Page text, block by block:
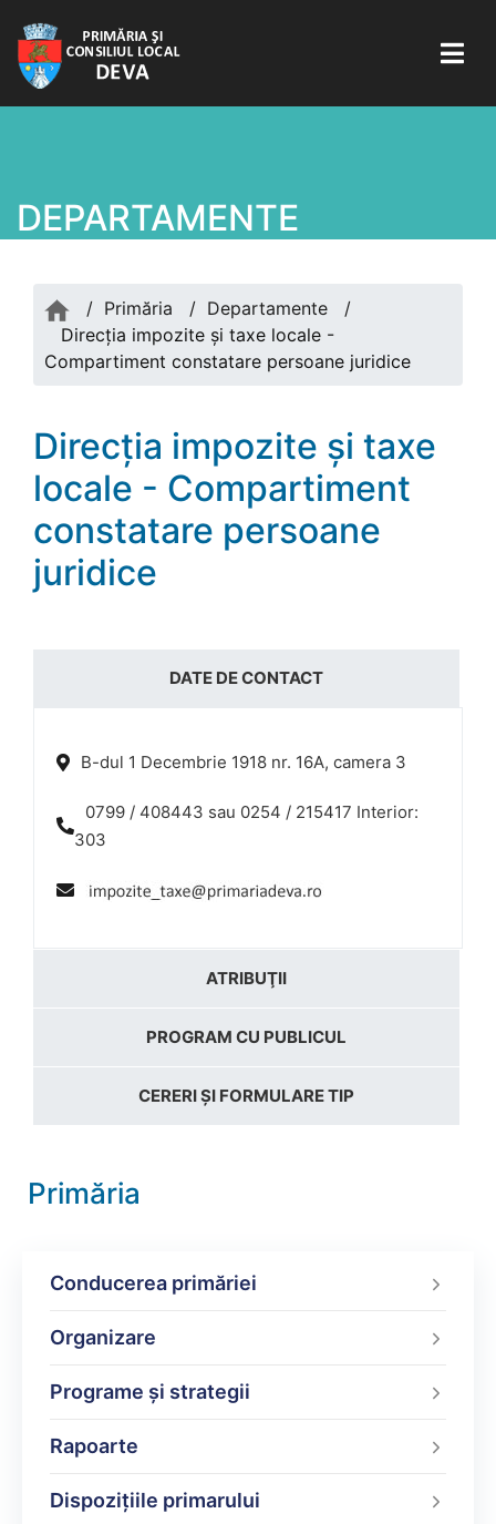
DEPARTAMENTE
/ Primăria / Departamente
/
Direcția impozite și taxe locale -
Compartiment constatare persoane juridice
Direcția impozite și taxe
locale - Compartiment
constatare persoane
juridice
DATE DE CONTACT
B-dul 1 Decembrie 1918 nr. 16A, camera 3
0799 / 408443 sau 0254 / 215417 Interior:
303
ATRIBUŢII
PROGRAM CU PUBLICUL
CERERI ȘI FORMULARE TIP
Primăria
Conducerea primăriei
Organizare
Programe şi strategii
Rapoarte
Dispoziţiile primarului